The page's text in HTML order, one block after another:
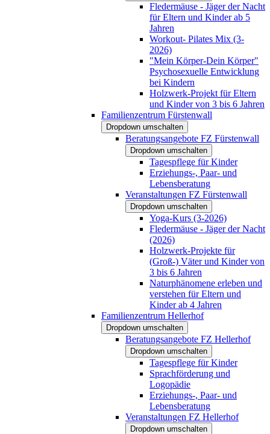
Fledermäuse - Jäger der Nacht
für Eltern und Kinder ab 5
Jahren
Workout- Pilates Mix (3-
2026)
"Mein Körper-Dein Körper"
Psychosexuelle Entwicklung
bei Kindern
Holzwerk-Projekt für Eltern
und Kinder von 3 bis 6 Jahren
Familienzentrum Fürstenwall
Dropdown umschalten
Beratungsangebote FZ Fürstenwall
Dropdown umschalten
Tagespflege für Kinder
Erziehungs-, Paar- und
Lebensberatung
Veranstaltungen FZ Fürstenwall
Dropdown umschalten
Yoga-Kurs (3-2026)
Fledermäuse - Jäger der Nacht
(2026)
Holzwerk-Projekte für
(Groß-) Väter und Kinder von
3 bis 6 Jahren
Naturphänomene erleben und
verstehen für Eltern und
Kinder ab 4 Jahren
Familienzentrum Hellerhof
Dropdown umschalten
Beratungsangebote FZ Hellerhof
Dropdown umschalten
Tagespflege für Kinder
Sprachförderung und
Logopädie
Erziehungs-, Paar- und
Lebensberatung
Veranstaltungen FZ Hellerhof
Dropdown umschalten